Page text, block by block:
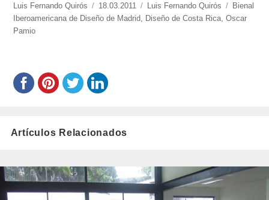
https://www.experimenta.es/author/luis-
fernando-
quiros/
Luis Fernando Quirós
Publicado
el
18.03.2011 Categorías
Luis Fernando Quirós Etiquetas
Bienal
Iberoamericana de Diseño de Madrid
Diseño de Costa Rica ,Oscar
Pamio
Artículos Relacionados